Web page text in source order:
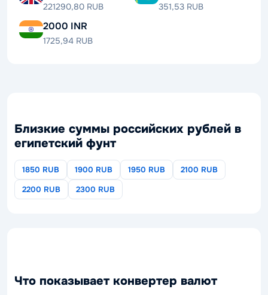
221290,80 RUB 351,53 RUB
2000 INR
1725,94 RUB
Близкие суммы российских рублей в
египетский фунт
1850 RUB 1900 RUB 1950 RUB
2100 RUB
2200 RUB
2300 RUB
Что показывает конвертер валют